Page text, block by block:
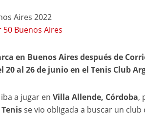
Aires 2022
50 Buenos Aires
en Buenos Aires después de
al 26 de junio en el Tenis Club
a jugar en Villa Allende, Córdoba,
se vio obligada a buscar un